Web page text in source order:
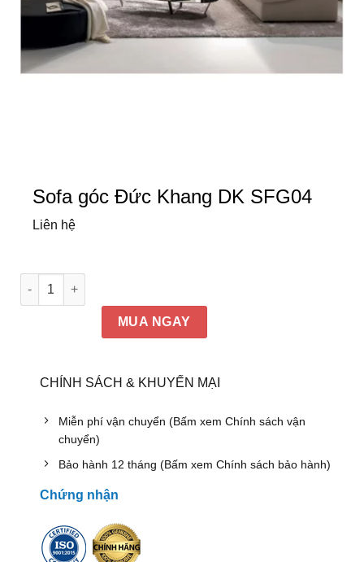
Sofa góc Đức Khang DK SFG04
Liên hệ
Sofa góc Đức Khang DK SFG04 số lượng
MUA NGAY
CHÍNH SÁCH & KHUYẾN MẠI
Miễn phí vận chuyển (Bấm xem Chính sách vận
chuyển)
Bảo hành 12 tháng (Bấm xem Chính sách bảo hành)
Chứng nhận